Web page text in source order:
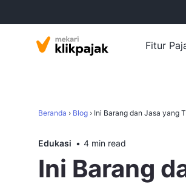
Fitur
Beranda › Blog › Ini Barang dan Jasa yang
Edukasi 4 min read
Ini Barang